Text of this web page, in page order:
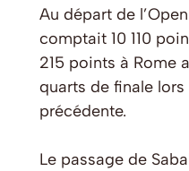
Au départ de
comptait 10 110
215 points à Rome
quarts de finale lors
précédente.
Le passage de